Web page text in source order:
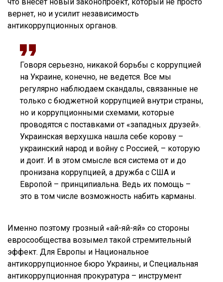
вернет, но и усилит независимость
антикоррупционных органов.
Говоря серьезно, никакой борьбы с коррупцией
на Украине, конечно, не ведется. Все мы
регулярно наблюдаем скандалы, связанные не
только с бюджетной коррупцией внутри страны,
но и коррупционными схемами, которые
проводятся с поставками от «западных друзей».
Украинская верхушка нашла себе корову –
украинский народ и войну с Россией, – которую
и доит. И в этом смысле вся система от и до
пронизана коррупцией, а дружба с США и
Европой – принципиальна. Ведь их помощь –
это в том числе возможность набить карманы.
Именно поэтому грозный «ай-яй-яй» со стороны
евросообщества возымел такой стремительный
эффект. Для Европы и Национальное
антикоррупционное бюро Украины, и Специальная
антикоррупционная прокуратура – инструмент